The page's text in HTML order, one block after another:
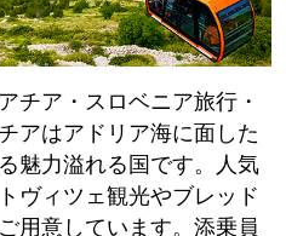
チア・スロベニア旅行・
アはアドリア海に面した
魅力溢れる国です。人気
ヴィツェ観光やブレッド
用意しています。添乗員